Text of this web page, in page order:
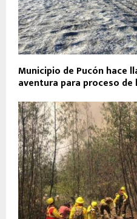
Municipio de Pucón hace
aventura para proceso